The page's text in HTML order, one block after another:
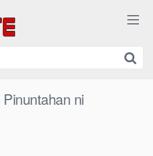
ni